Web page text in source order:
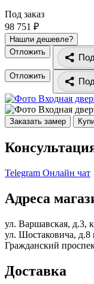
Под заказ
98 751 ₽
Нашли дешевле?
Отложить
Отложить
Заказать замер
Telegram Онлайн чат
Адреса
ул. Варшавская, д.3,
ул. Шостаковича, д.8
Гражданский
Доставка